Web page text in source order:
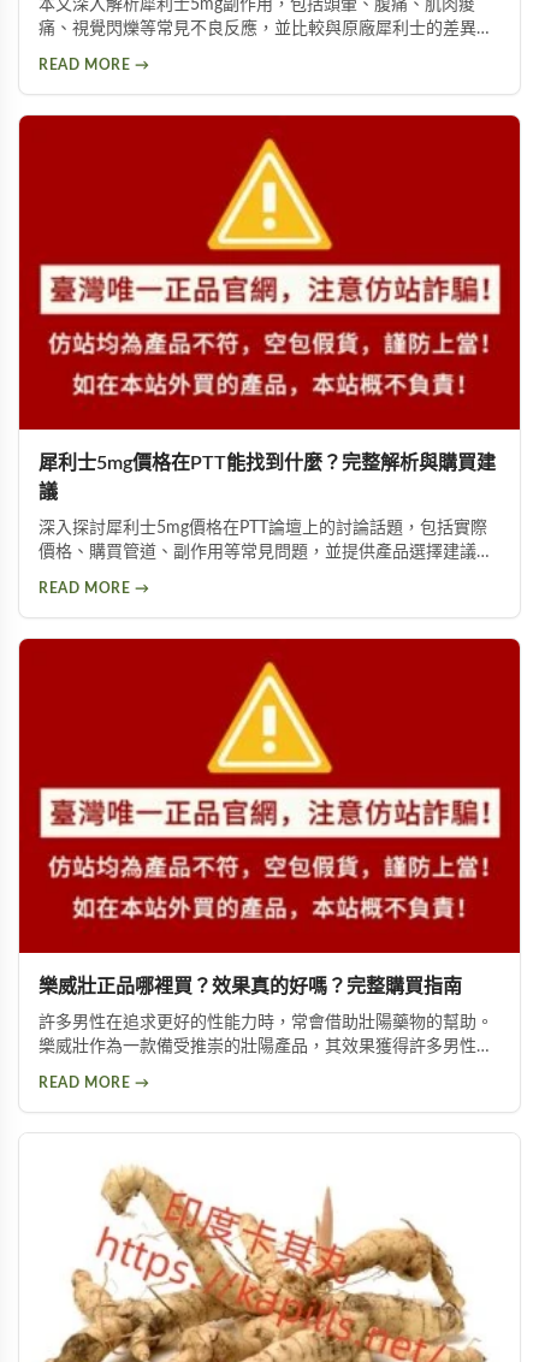
本文深入解析犀利士5mg副作用，包括頭暈、腹痛、肌肉痠
痛、視覺閃爍等常見不良反應，並比較與原廠犀利士的差異。
READ MORE →
犀利士5mg價格在PTT能找到什麼？完整解析與購買建
議
深入探討犀利士5mg價格在PTT論壇上的討論話題，包括實際
價格、購買管道、副作用等常見問題，並提供產品選擇建議，
READ MORE →
樂威壯正品哪裡買？效果真的好嗎？完整購買指南
許多男性在追求更好的性能力時，常會借助壯陽藥物的幫助。
樂威壯作為一款備受推崇的壯陽產品，其效果獲得許多男性朋
READ MORE →